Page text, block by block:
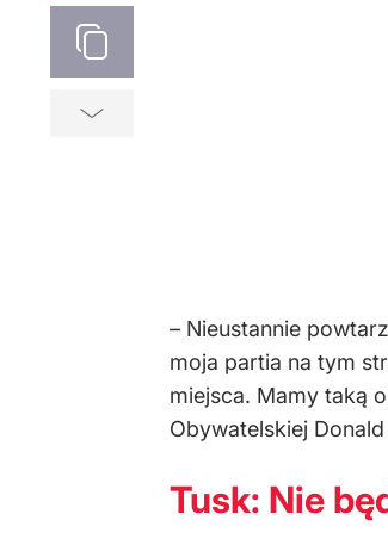
– Nieustannie
moja partia na tym
miejsca. Mamy taką
Obywatelskiej
Tusk: Nie